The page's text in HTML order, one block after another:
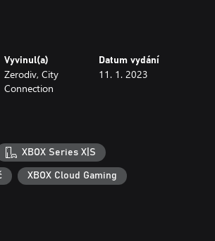
the demon lord Nebiros and his
options you can tweak to your liking.
max lives, max continues, key
game just right for you.
Vyvinul(a)
Zerodiv, City
Connection
Datum vydání
11. 1. 2023
XBOX Series X|S
XBOX Cloud Gaming